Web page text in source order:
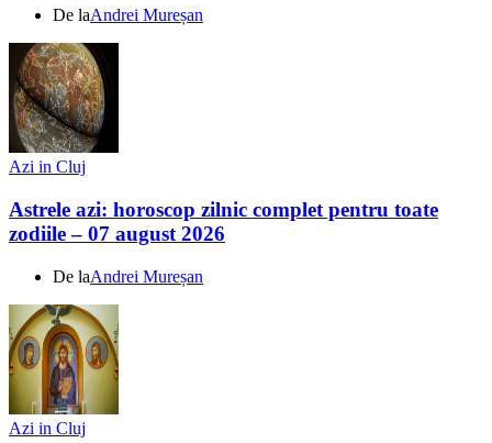
De laAndrei Mureșan
Azi in Cluj
Astrele azi: horoscop zilnic complet pentru toate
zodiile – 07 august 2026
De laAndrei Mureșan
Azi in Cluj